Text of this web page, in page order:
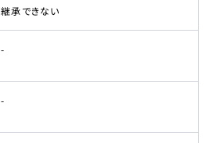
継承できない
-
-